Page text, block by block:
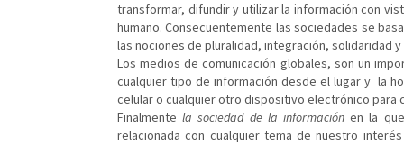
transformar, difundir y utilizar la información con
humano. Consecuentemente las sociedades se
las nociones de pluralidad, integración, solidaridad
Los medios de comunicación globales, son un
cualquier tipo de información desde el lugar y la
celular o cualquier otro dispositivo electrónico para
Finalmentela sociedad de la informaciónen la
relacionada con cualquier tema de nuestro